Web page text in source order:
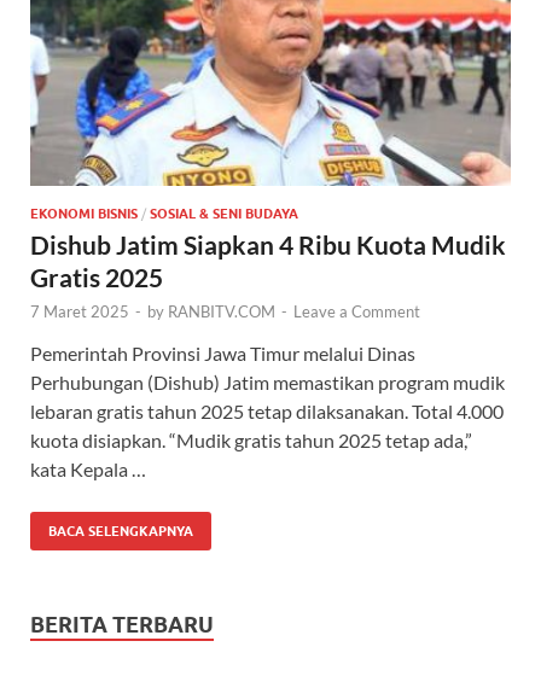
EKONOMI BISNIS / SOSIAL & SENI BUDAYA
Dishub Jatim Siapkan 4 Ribu Kuota Mudik
Gratis 2025
7 Maret 2025 - by RANBITV.COM - Leave a Comment
Pemerintah Provinsi Jawa Timur melalui Dinas
Perhubungan (Dishub) Jatim memastikan program mudik
lebaran gratis tahun 2025 tetap dilaksanakan. Total 4.000
kuota disiapkan. “Mudik gratis tahun 2025 tetap ada,”
kata Kepala …
BACA SELENGKAPNYA
BERITA TERBARU